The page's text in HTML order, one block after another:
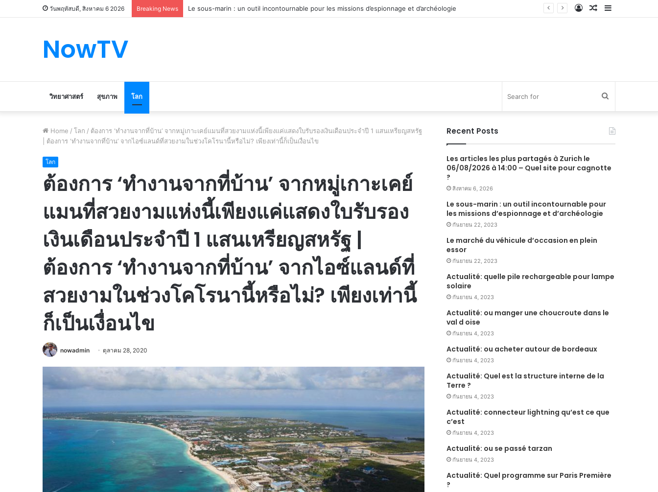
วันพฤหัสบดี, สิงหาคม 6 2026 Breaking News Le marché du véhicule d’occasion en plein essor Sidebar
Random
Log
NowTV
วิทยาศาสตร์ สุขภาพ โลก
for
Home / โลก / ต้องการ ‘ทำงานจากที่บ้าน’ จากหมู่เกาะเคย์แมนที่สวยงามแห่งนี้เพียงแค่แสดงใบรับรองเงินเดือนประจำปี 1 แสนเหรียญสหรัฐ
| ต้องการ ‘ทำงานจากที่บ้าน’ จากไอซ์แลนด์ที่สวยงามในช่วงโคโรนานี้หรือไม่? เพียงเท่านี้ก็เป็นเงื่อนไข
โลก
ต้องการ ‘ทำงานจากที่บ้าน’ จากหมู่เกาะเคย์
แมนที่สวยงามแห่งนี้เพียงแค่แสดงใบรับรอง
เงินเดือนประจำปี 1 แสนเหรียญสหรัฐ |
ต้องการ ‘ทำงานจากที่บ้าน’ จากไอซ์แลนด์ที่
สวยงามในช่วงโคโรนานี้หรือไม่? เพียงเท่านี้
ก็เป็นเงื่อนไข
nowadmin ตุลาคม 28, 2020
Recent Posts
Les articles les plus partagés à Zurich le
06/08/2026 à 14:00 – Quel site pour cagnotte
?
สิงหาคม 6, 2026
Le sous-marin : un outil incontournable pour
les missions d’espionnage et d’archéologie
กันยายน 22, 2023
Le marché du véhicule d’occasion en plein
essor
กันยายน 22, 2023
Actualité: quelle pile rechargeable pour lampe
solaire
กันยายน 4, 2023
Actualité: ou manger une choucroute dans le
val d oise
กันยายน 4, 2023
Actualité: ou acheter autour de bordeaux
กันยายน 4, 2023
Actualité: Quel est la structure interne de la
Terre ?
กันยายน 4, 2023
Actualité: connecteur lightning qu’est ce que
c’est
กันยายน 4, 2023
Actualité: ou se passé tarzan
กันยายน 4, 2023
Actualité: Quel programme sur Paris Première
?